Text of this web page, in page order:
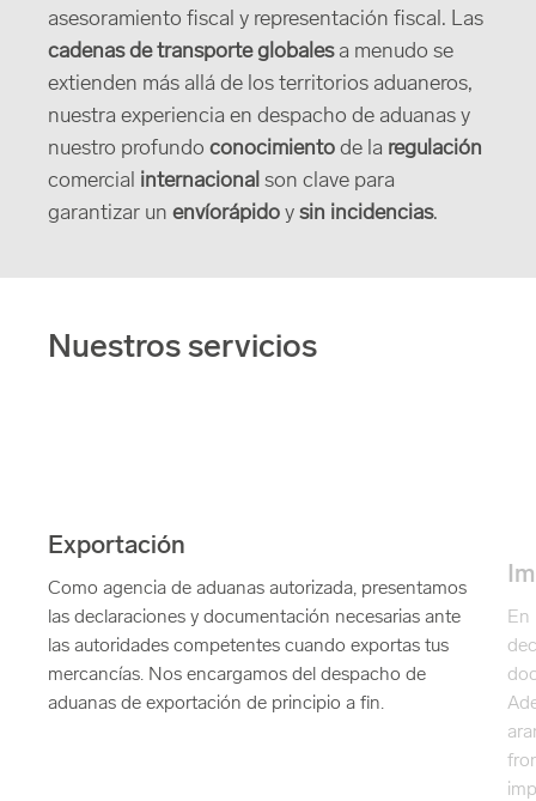
asesoramiento fiscal y representación fiscal. Las
cadenas de transporte globalesa menudo se
extienden más allá de los territorios aduaneros,
nuestra experiencia en despacho de aduanas y
nuestro profundo conocimiento de la regulación
comercial internacional son clave para
garantizar un envíorápido y sin incidencias.
Nuestros servicios
Exportación
Como agencia de aduanas autorizada, presentamos
las declaraciones y documentación necesarias ante
las autoridades competentes cuando exportas tus
mercancías. Nos encargamos del despacho de
aduanas de exportación de principio a fin.
En